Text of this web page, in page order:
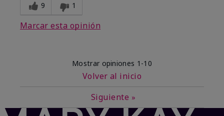
9 1
Marcar esta opinión
Mostrar opiniones 1-10
Volver al inicio
Siguiente »